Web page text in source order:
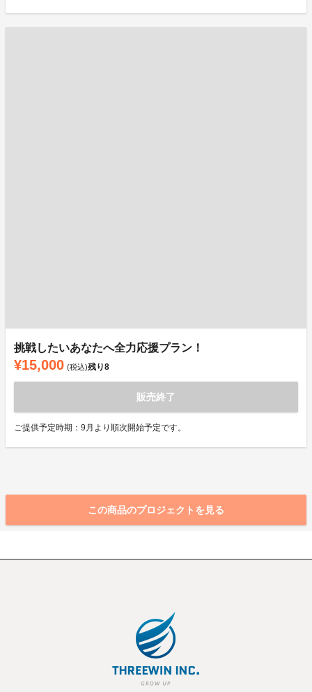
挑戦したいあなたへ全力応援プラン！
¥15,000 (税込)残り8
販売終了
ご提供予定時期：9月より順次開始予定です。
この商品のプロジェクトを見る